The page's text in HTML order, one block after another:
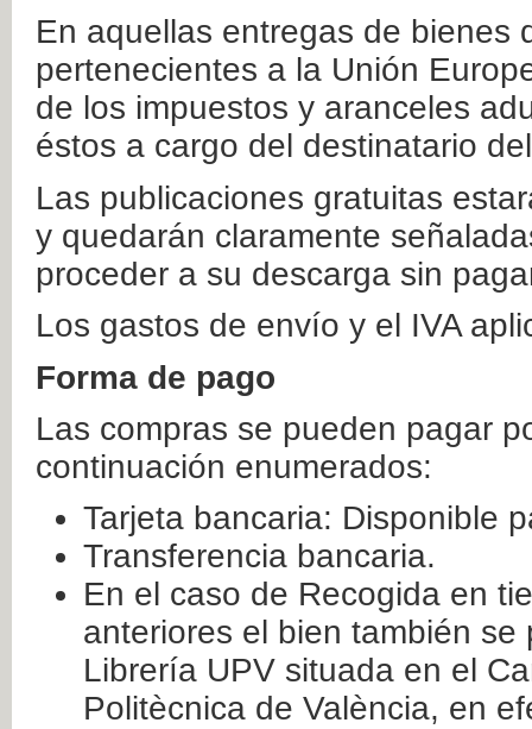
En aquellas entregas de bienes
pertenecientes a la Unión
de los impuestos y aranceles
éstos a cargo del destinatario
Las publicaciones gratuitas
y quedarán claramente
proceder a su descarga sin
Los gastos de envío y el IVA
Forma de pago
Las compras se pueden pagar
continuación enumerados:
Tarjeta bancaria: Disponible
Transferencia bancaria.
En el caso de Recogida en
anteriores el bien también
Librería UPV situada en el
Politècnica de València, en